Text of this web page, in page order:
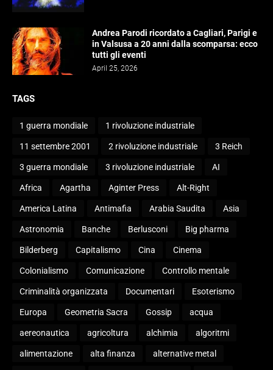
Andrea Parodi ricordato a Cagliari, Parigi e
in Valsusa a 20 anni dalla scomparsa: ecco
tutti gli eventi
April 25, 2026
TAGS
1 guerra mondiale 1 rivoluzione industriale
11 settembre 2001 2 rivoluzione industriale 3 Reich
3 guerra mondiale 3 rivoluzione industriale AI
Africa Agartha Aginter Press Alt-Right
America Latina Antimafia Arabia Saudita Asia
Astronomia Banche Berlusconi Big pharma
Bilderberg Capitalismo Cina Cinema
Colonialismo Comunicazione Controllo mentale
Criminalità organizzata Documentari Esoterismo
Europa Geometria Sacra Gossip acqua
aereonautica agricoltura alchimia algoritmi
alimentazione alta finanza alternative metal